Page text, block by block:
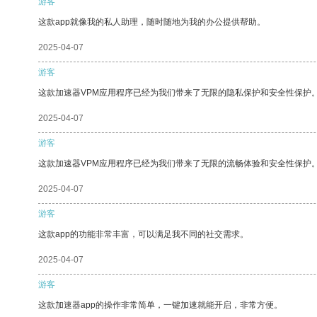
这款app就像我的私人助理，随时随地为我的办公提供帮助。
2025-04-07
游客
这款加速器VPM应用程序已经为我们带来了无限的隐私保护和安全性保护
2025-04-07
游客
这款加速器VPM应用程序已经为我们带来了无限的流畅体验和安全性保护
2025-04-07
游客
这款app的功能非常丰富，可以满足我不同的社交需求。
2025-04-07
游客
这款加速器app的操作非常简单，一键加速就能开启，非常方便。